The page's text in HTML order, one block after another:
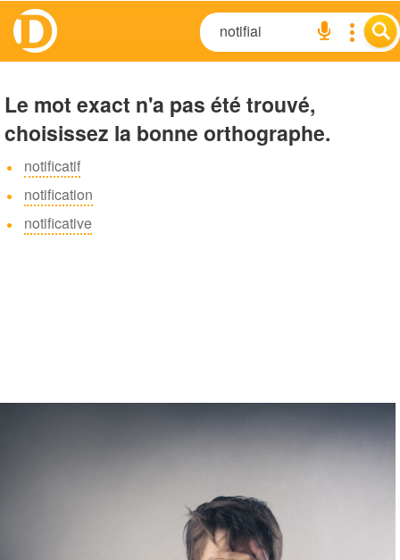
Le mot exact n'a pas été trouvé,
choisissez la bonne orthographe.
notificatif
notification
notificative